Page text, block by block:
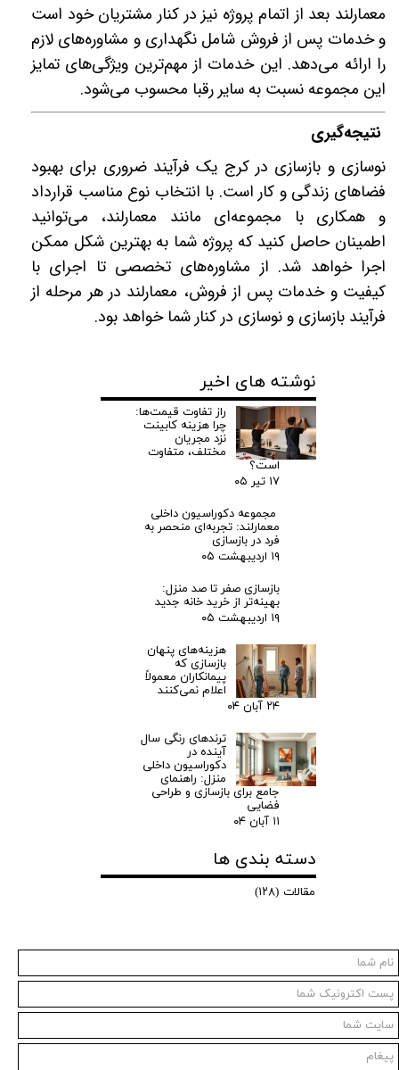
معمارلند بعد از اتمام پروژه نیز در کنار مشتریان خود است
و خدمات پس از فروش شامل نگهداری و مشاوره‌های لازم
را ارائه می‌دهد. این خدمات از مهم‌ترین ویژگی‌های تمایز
این مجموعه نسبت به سایر رقبا محسوب می‌شود.
نتیجه‌گیری
نوسازی و بازسازی در کرج یک فرآیند ضروری برای بهبود
فضاهای زندگی و کار است. با انتخاب نوع مناسب قرارداد
و همکاری با مجموعه‌ای مانند معمارلند، می‌توانید
اطمینان حاصل کنید که پروژه شما به بهترین شکل ممکن
اجرا خواهد شد. از مشاوره‌های تخصصی تا اجرای با
کیفیت و خدمات پس از فروش، معمارلند در هر مرحله از
فرآیند بازسازی و نوسازی در کنار شما خواهد بود.
نوشته های اخیر
راز تفاوت قیمت‌ها:
چرا هزینه کابینت
نزد مجریان
مختلف، متفاوت
است؟
۱۷ تیر ۰۵
مجموعه دکوراسیون داخلی
معمارلند: تجربه‌ای منحصر به
فرد در بازسازی
۱۹ اردیبهشت ۰۵
بازسازی صفر تا صد منزل:
بهینه‌تر از خرید خانه جدید
۱۹ اردیبهشت ۰۵
هزینه‌های پنهان
بازسازی که
پیمانکاران معمولاً
اعلام نمی‌کنند
۲۴ آبان ۰۴
ترندهای رنگی سال
آینده در
دکوراسیون داخلی
منزل: راهنمای
جامع برای بازسازی و طراحی
فضایی
۱۱ آبان ۰۴
دسته بندی ها
مقالات (۱۲۸)